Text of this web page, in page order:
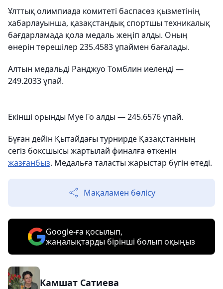
Ұлттық олимпиада комитеті баспасөз қызметінің
хабарлауынша, қазақстандық спортшы техникалық
бағдарламада қола медаль жеңіп алды. Оның
өнерін төрешілер 235.4583 ұпаймен бағалады.
Алтын медальді Ранджуо Томблин иеленді —
249.2033 ұпай.
Екінші орынды Муе Го алды — 245.6576 ұпай.
Бұған дейін Қытайдағы турнирде Қазақстанның
сегіз боксшысы жартылай финалға өткенін
жазғанбыз. Медальға таласты жарыстар бүгін өтеді.
Мақаламен бөлісу
Google-ға қосылып,
жаңалықтарды бірінші болып оқыңыз
Камшат Сатиева